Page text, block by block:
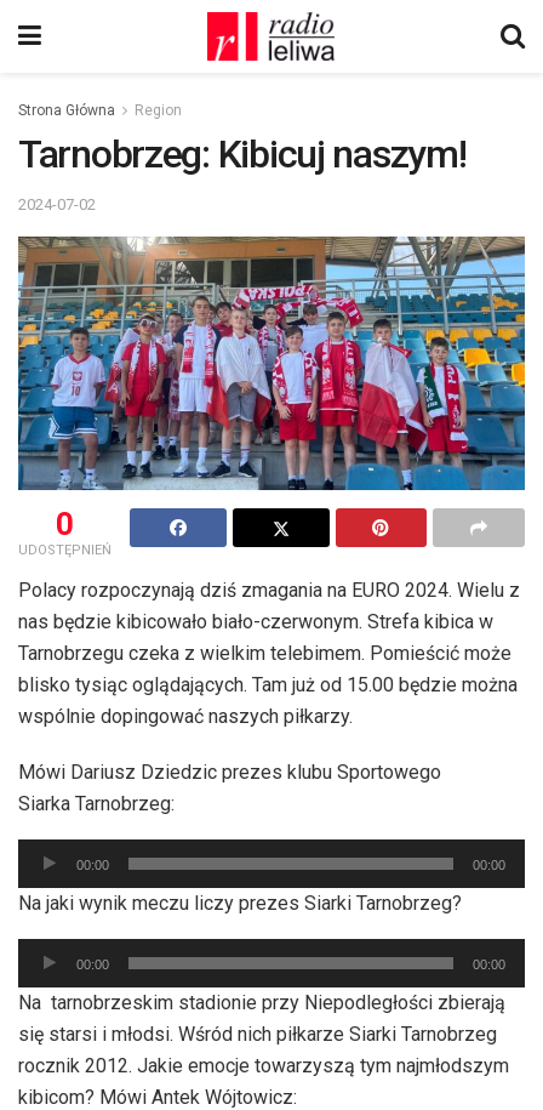
Strona Główna Region
Tarnobrzeg: Kibicuj naszym!
2024-07-02
0
UDOSTĘPNIEŃ
Polacy rozpoczynają dziś zmagania na EURO 2024. Wielu z
nas będzie kibicowało biało-czerwonym. Strefa kibica w
Tarnobrzegu czeka z wielkim telebimem. Pomieścić może
blisko tysiąc oglądających. Tam już od 15.00 będzie można
wspólnie dopingować naszych piłkarzy.
Mówi Dariusz Dziedzic prezes klubu Sportowego
Siarka Tarnobrzeg:
Odtwarzacz
plików
dźwiękowych
00:00 00:00
Na jaki wynik meczu liczy prezes Siarki Tarnobrzeg?
Odtwarzacz
plików
dźwiękowych
00:00 00:00
Na tarnobrzeskim stadionie przy Niepodległości zbierają
się starsi i młodsi. Wśród nich piłkarze Siarki Tarnobrzeg
rocznik 2012. Jakie emocje towarzyszą tym najmłodszym
kibicom? Mówi Antek Wójtowicz: